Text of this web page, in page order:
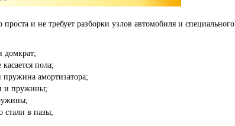
и не требует разборки узлов автомобиля и специального
домкрат;
пола;
пружина амортизатора;
и пружины;
стали в пазы;